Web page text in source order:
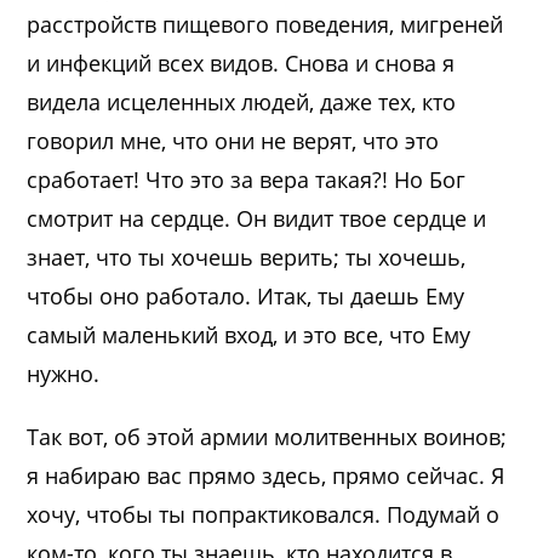
расстройств пищевого поведения, мигреней
и инфекций всех видов. Снова и снова я
видела исцеленных людей, даже тех, кто
говорил мне, что они не верят, что это
сработает! Что это за вера такая?! Но Бог
смотрит на сердце. Он видит твое сердце и
знает, что ты хочешь верить; ты хочешь,
чтобы оно работало. Итак, ты даешь Ему
самый маленький вход, и это все, что Ему
нужно.
Так вот, об этой армии молитвенных воинов;
я набираю вас прямо здесь, прямо сейчас. Я
хочу, чтобы ты попрактиковался. Подумай о